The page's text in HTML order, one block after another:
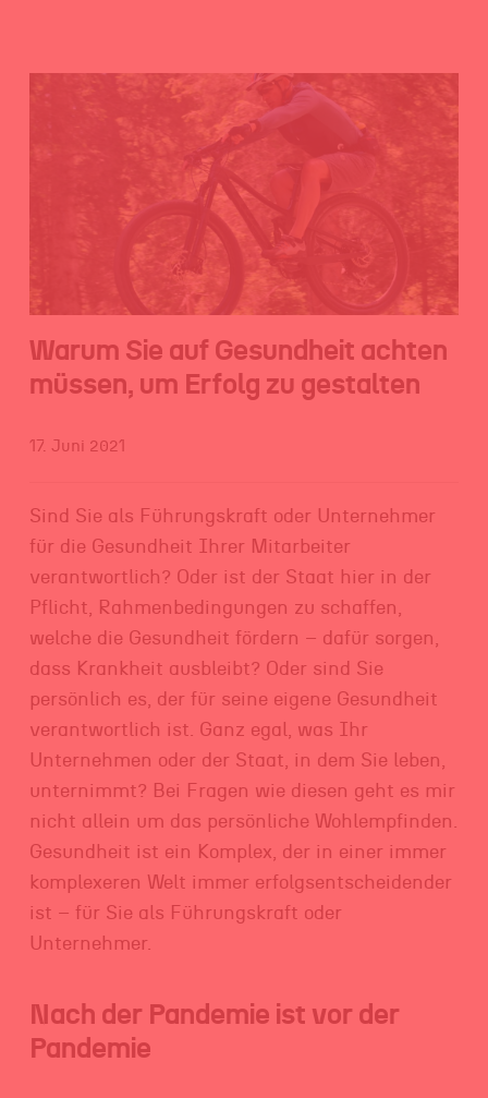
Warum Sie auf Gesundheit achten
müssen, um Erfolg zu gestalten
17. Juni 2021
Sind Sie als Führungskraft oder Unternehmer
für die Gesundheit Ihrer Mitarbeiter
verantwortlich? Oder ist der Staat hier in der
Pflicht, Rahmenbedingungen zu schaffen,
welche die Gesundheit fördern – dafür sorgen,
dass Krankheit ausbleibt? Oder sind Sie
persönlich es, der für seine eigene Gesundheit
verantwortlich ist. Ganz egal, was Ihr
Unternehmen oder der Staat, in dem Sie leben,
unternimmt? Bei Fragen wie diesen geht es mir
nicht allein um das persönliche Wohlempfinden.
Gesundheit ist ein Komplex, der in einer immer
komplexeren Welt immer erfolgsentscheidender
ist – für Sie als Führungskraft oder
Unternehmer.
Nach der Pandemie ist vor der
Pandemie